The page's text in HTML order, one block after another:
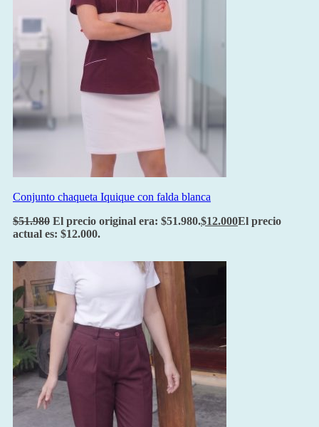
Conjunto chaqueta Iquique con falda blanca
$51.980 El precio original era: $51.980.$12.000El precio
actual es: $12.000.